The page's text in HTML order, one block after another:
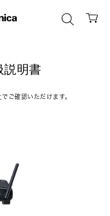
説明書
ご確認いただけます。